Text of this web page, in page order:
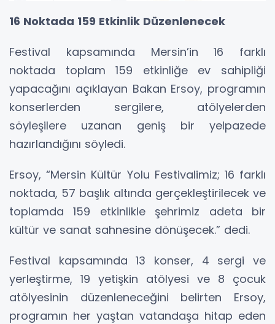
16 Noktada 159 Etkinlik Düzenlenecek
Festival kapsamında Mersin’in 16 farklı
noktada toplam 159 etkinliğe ev sahipliği
yapacağını açıklayan Bakan Ersoy, programın
konserlerden sergilere, atölyelerden
söyleşilere uzanan geniş bir yelpazede
hazırlandığını söyledi.
Ersoy, “Mersin Kültür Yolu Festivalimiz; 16 farklı
noktada, 57 başlık altında gerçekleştirilecek ve
toplamda 159 etkinlikle şehrimiz adeta bir
kültür ve sanat sahnesine dönüşecek.” dedi.
Festival kapsamında 13 konser, 4 sergi ve
yerleştirme, 19 yetişkin atölyesi ve 8 çocuk
atölyesinin düzenleneceğini belirten Ersoy,
programın her yaştan vatandaşa hitap eden